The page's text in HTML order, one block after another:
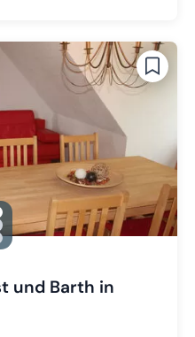
Zu Slide 1 wechseln
Slide 2 wechseln
Slide 3 wechseln
und Barth in